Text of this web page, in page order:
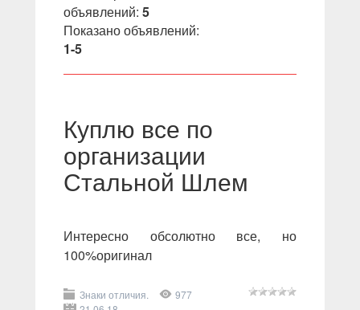
объявлений: 5
Показано объявлений:
1-5
Куплю все по
организации
Стальной Шлем
Интересно обсолютно все, но
100%оригинал
Знаки отличия.
977